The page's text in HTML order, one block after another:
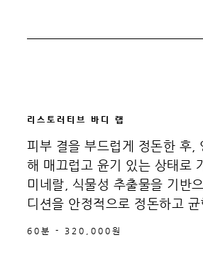
리스토러티브 바디 랩
피부 결을 부드럽게 정돈한 후,
해 매끄럽고 윤기 있는 상태로
미네랄, 식물성 추출물을 기반
디션을 안정적으로 정돈하고 균
60분 - 320,000원